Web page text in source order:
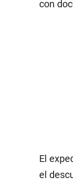
con
El
el